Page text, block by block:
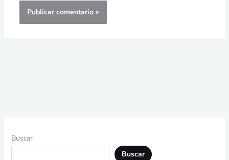
Buscar
Buscar